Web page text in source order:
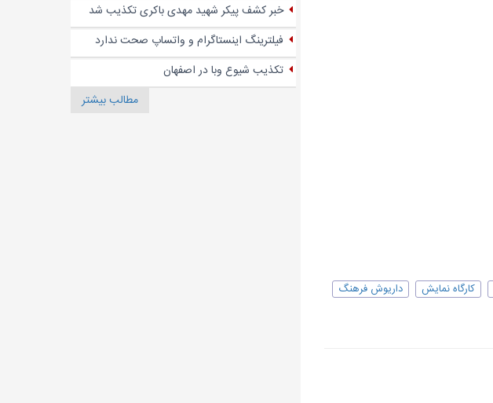
کارگاه نمایش
داریوش فرهنگ
خبر کشف پیکر شهید مهدی باکری تکذیب شد
فیلترینگ اینستاگرام و واتساپ صحت ندارد
تکذیب شیوع وبا در اصفهان
مطالب بیشتر